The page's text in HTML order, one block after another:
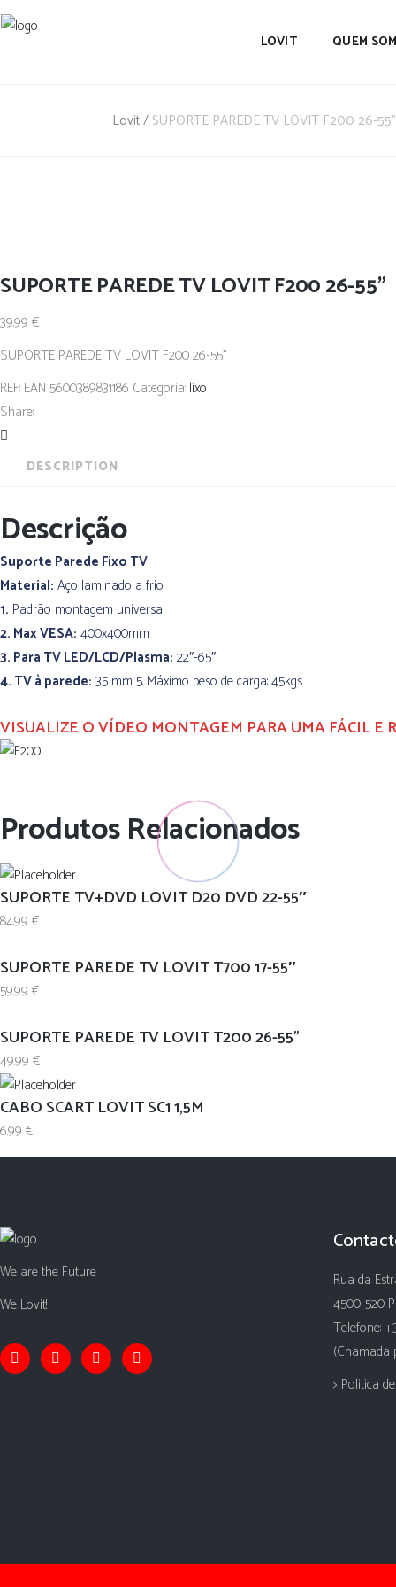
LOVIT QUEM
Lovit/ SUPORTE PAREDE TV LOVIT F200 26-55”
SUPORTE PAREDE TV LOVIT F200 26-55”
39.99 €
SUPORTE PAREDE TV LOVIT F200 26-55”
REF: EAN 5600389831186 Categoria: lixo
Share:
DESCRIPTION
Descrição
Suporte Parede Fixo TV
Material: Aço laminado a frio
1. Padrão montagem universal
2. Max VESA: 400x400mm
3. Para TV LED/LCD/Plasma: 22″-65″
4. TV à parede: 35 mm 5. Máximo peso de carga: 45kgs
VISUALIZE O VÍDEO MONTAGEM PARA UMA FÁCIL E
Produtos Relacionados
SUPORTE TV+DVD LOVIT D20 DVD 22-55″
84.99 €
SUPORTE PAREDE TV LOVIT T700 17-55″
59.99 €
SUPORTE PAREDE TV LOVIT T200 26-55”
49.99 €
CABO SCART LOVIT SC1 1,5M
6.99 €
We are the Future
We Lovit!
Rua da
4500-520
Telefone:
(Chamada
> Politica